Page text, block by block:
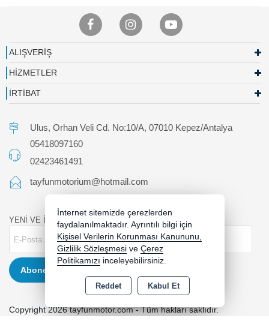
ALIŞVERİŞ
HİZMETLER
İRTİBAT
Ulus, Orhan Veli Cd. No:10/A, 07010 Kepez/Antalya
05418097160
02423461491
tayfunmotorium@hotmail.com
YENİ VE İNDİRİMLİ ÜRÜNLERDEN HABERDAR OLUN !
Abone Ol
Copyright 2026 tayfunmotor.com - Tüm hakları saklıdır.
İnternet sitemizde çerezlerden
faydalanılmaktadır. Ayrıntılı bilgi için
Kişisel Verilerin Korunması Kanununu,
Gizlilik Sözleşmesi ve Çerez
Politikamızı inceleyebilirsiniz.
Reddet Kabul Et